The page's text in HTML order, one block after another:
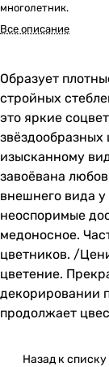
многолетник.
Все описание
Образует
стройных
это яркие
звёздообразных
изысканному
завоёвана
внешнего вида
неоспоримые
медоносное.
цветников. /
цветение.
декорировании
продолжает
Назад к списку